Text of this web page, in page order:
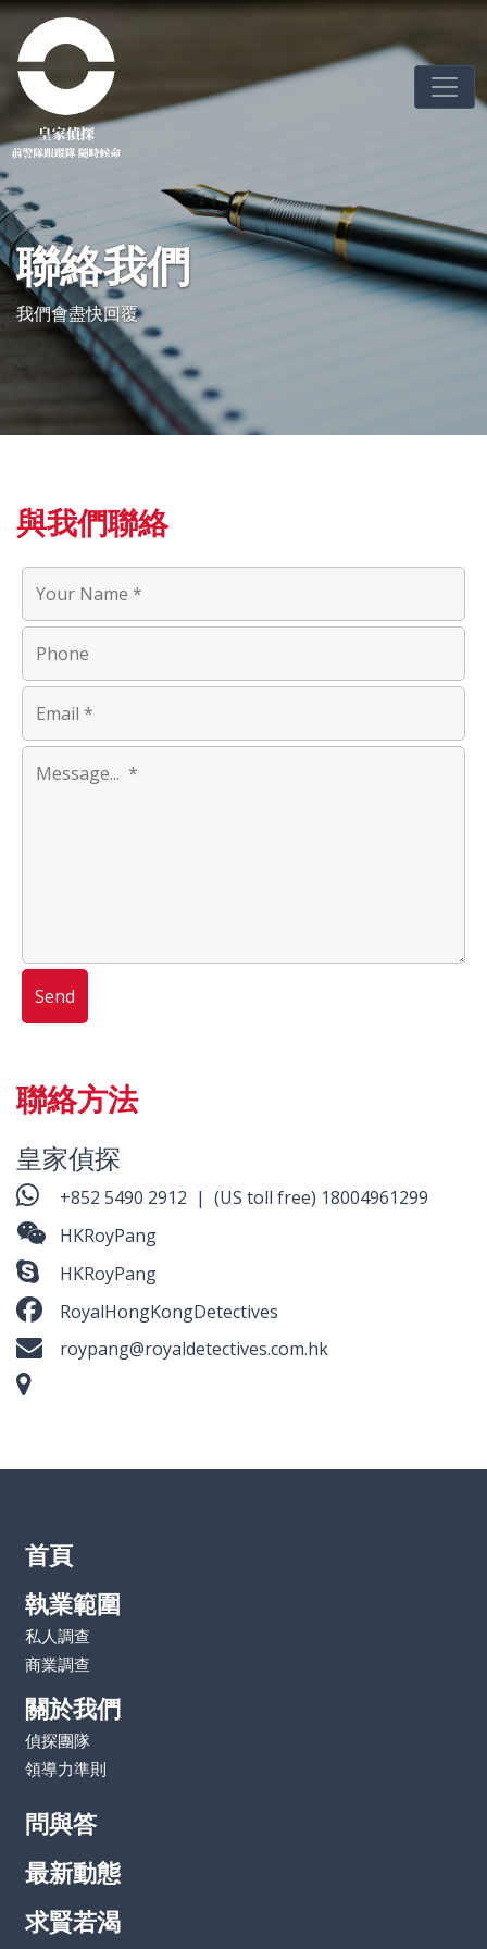
聯絡我們
我們會盡快回覆
與我們聯絡
聯絡方法
皇家偵探
+852 5490 2912 | (US toll free) 18004961299
HKRoyPang
HKRoyPang
RoyalHongKongDetectives
roypang@royaldetectives.com.hk
首頁
執業範圍
私人調查
商業調查
關於我們
偵探團隊
領導力準則
問與答
最新動態
求賢若渴